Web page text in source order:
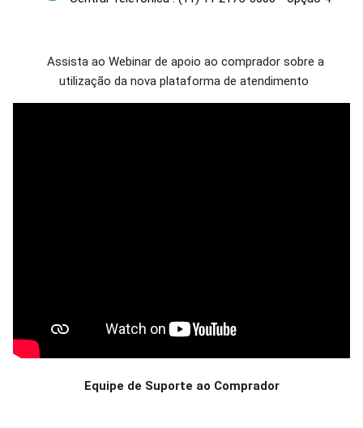
Assista ao Webinar de apoio ao comprador sobre a
utilização da nova plataforma de atendimento
Equipe de Suporte ao Comprador